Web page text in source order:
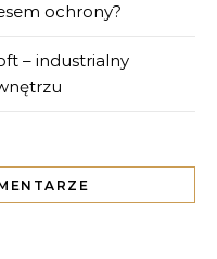
ochrony?
– industrialny